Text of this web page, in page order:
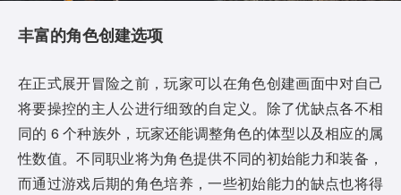
丰富的角色创建选项
在正式展开冒险之前，玩家可以在角色创建画面中对自己
将要操控的主人公进行细致的自定义。除了优缺点各不相
同的 6 个种族外，玩家还能调整角色的体型以及相应的属
性数值。不同职业将为角色提供不同的初始能力和装备，
而通过游戏后期的角色培养，一些初始能力的缺点也将得